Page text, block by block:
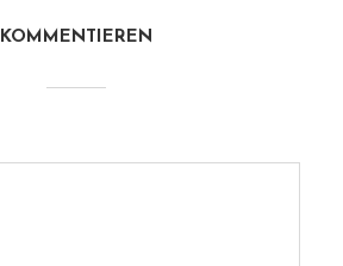
KOMMENTIEREN